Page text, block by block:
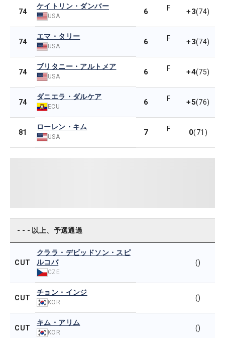
74
ケイトリン・ダンバー
USA 6 F +3(74)
74
エマ・タリー
USA 6 F +3(74)
74
ブリタニー・アルトメア
USA 6 F +4(75)
74
ダニエラ・ダルケア
ECU 6 F +5(76)
81
ローレン・キム
USA 7 F 0(71)
- - - 以上、予選通過
CUT
クララ・デビッドソン・スピ
ルコバ
CZE
()
CUT
チョン・インジ
KOR
()
CUT
キム・アリム
KOR
()